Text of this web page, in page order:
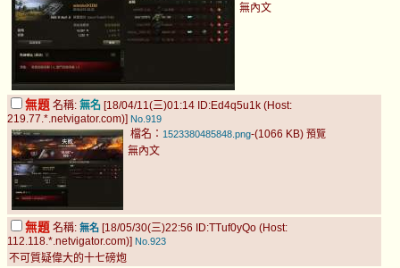
無內文
無題 名稱: 無名 [18/04/11(三)01:14 ID:Ed4q5u1k (Host:
219.77.*.netvigator.com)] No.919
檔名： 1523380485848.png-(1066 KB) 預覽
無內文
無題 名稱: 無名 [18/05/30(三)22:56 ID:TTuf0yQo (Host:
112.118.*.netvigator.com)] No.923
不可質疑偉大的十七磅炮